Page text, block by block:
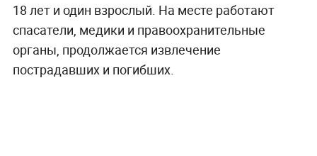
18 лет и один взрослый. На месте работают
спасатели, медики и правоохранительные
органы, продолжается извлечение
пострадавших и погибших.